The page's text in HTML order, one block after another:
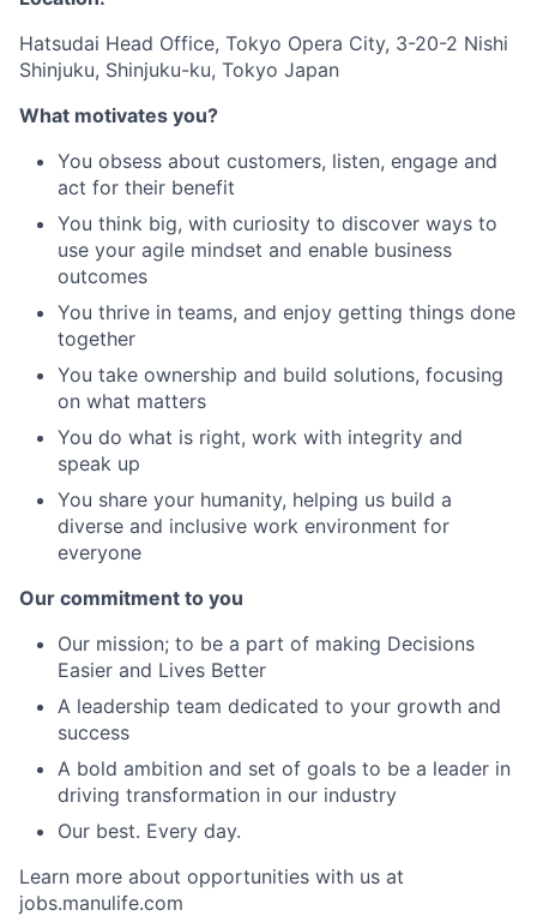
Hatsudai Head Office, Tokyo Opera City, 3-20-2 Nishi
Shinjuku, Shinjuku-ku, Tokyo Japan
What motivates you?
You obsess about customers, listen, engage and
act for their benefit
You think big, with curiosity to discover ways to
use your agile mindset and enable business
outcomes
You thrive in teams, and enjoy getting things done
together
You take ownership and build solutions, focusing
on what matters
You do what is right, work with integrity and
speak up
You share your humanity, helping us build a
diverse and inclusive work environment for
everyone
Our commitment to you
Our mission; to be a part of making Decisions
Easier and Lives Better
A leadership team dedicated to your growth and
success
A bold ambition and set of goals to be a leader in
driving transformation in our industry
Our best. Every day.
Learn more about opportunities with us at
jobs.manulife.com